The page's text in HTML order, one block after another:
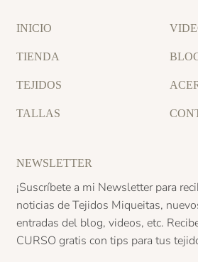
INICIO
TIENDA
TEJIDOS
TALLAS
NEWSLETTER
¡Suscríbete a mi Newsletter para
noticias de Tejidos Miqueitas,
entradas del blog, videos, etc.
CURSO gratis con tips para tus